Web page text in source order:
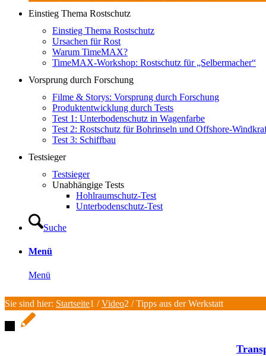
Einstieg Thema Rostschutz
Einstieg Thema Rostschutz
Ursachen für Rost
Warum TimeMAX?
TimeMAX-Workshop: Rostschutz für „Selbermacher“
Vorsprung durch Forschung
Filme & Storys: Vorsprung durch Forschung
Produktentwicklung durch Tests
Test 1: Unterbodenschutz in Wagenfarbe
Test 2: Rostschutz für Bohrinseln und Offshore-
Test 3: Schiffbau
Testsieger
Testsieger
Unabhängige Tests
Hohlraumschutz-Test
Unterbodenschutz-Test
Suche
Menü
Menü
Sie sind hier: Startseite1 / Video2 / Tipps aus der Werkstatt